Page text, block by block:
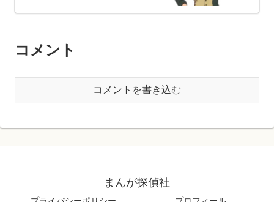
コメント
コメントを書き込む
まんが探偵社